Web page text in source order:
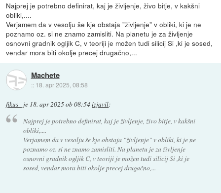
Najprej je potrebno definirat, kaj je življenje, živo bitje, v kakšni
obliki,....
Verjamem da v vesolju še kje obstaja "življenje" v obliki, ki je ne
poznamo oz. si ne znamo zamisliti. Na planetu je za življenje
osnovni gradnik ogljik C, v teoriji je možen tudi silicij Si ,ki je sosed,
vendar mora biti okolje precej drugačno,...
Machete
:: 18. apr 2025, 08:58
fikus_ je 18. apr 2025 ob 08:54izjavil:
Najprej je potrebno definirat, kaj je življenje, živo bitje, v kakšni
obliki,....
Verjamem da v vesolju še kje obstaja "življenje" v obliki, ki je ne
poznamo oz. si ne znamo zamisliti. Na planetu je za življenje
osnovni gradnik ogljik C, v teoriji je možen tudi silicij Si ,ki je
sosed, vendar mora biti okolje precej drugačno,...